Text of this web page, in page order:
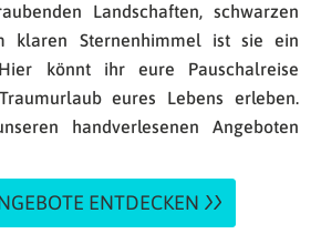
Landschaften, schwarzen
klaren Sternenhimmel ist sie ein
könnt ihr eure Pauschalreise
eures Lebens erleben.
handverlesenen Angeboten
ENTDECKEN